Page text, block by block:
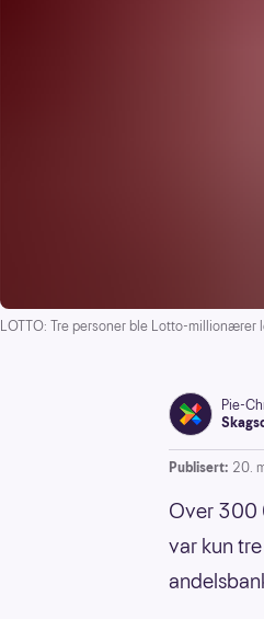
LOTTO: Tre personer ble Lotto-millionærer
Pie-
Publisert: 20.
Over 300
var kun